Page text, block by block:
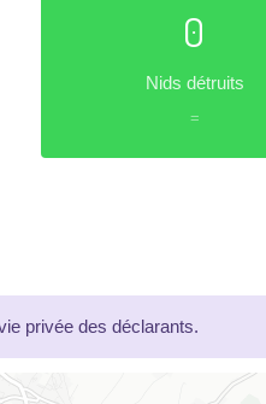
0
Nids détruits
=
privée des déclarants.